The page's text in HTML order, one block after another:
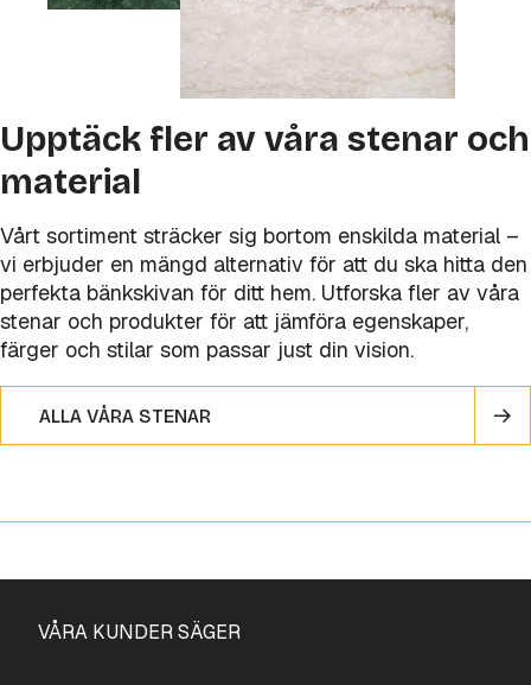
Upptäck fler av våra stenar och
material
Vårt sortiment sträcker sig bortom enskilda material –
vi erbjuder en mängd alternativ för att du ska hitta den
perfekta bänkskivan för ditt hem. Utforska fler av våra
stenar och produkter för att jämföra egenskaper,
färger och stilar som passar just din vision.
ALLA VÅRA STENAR
VÅRA KUNDER SÄGER